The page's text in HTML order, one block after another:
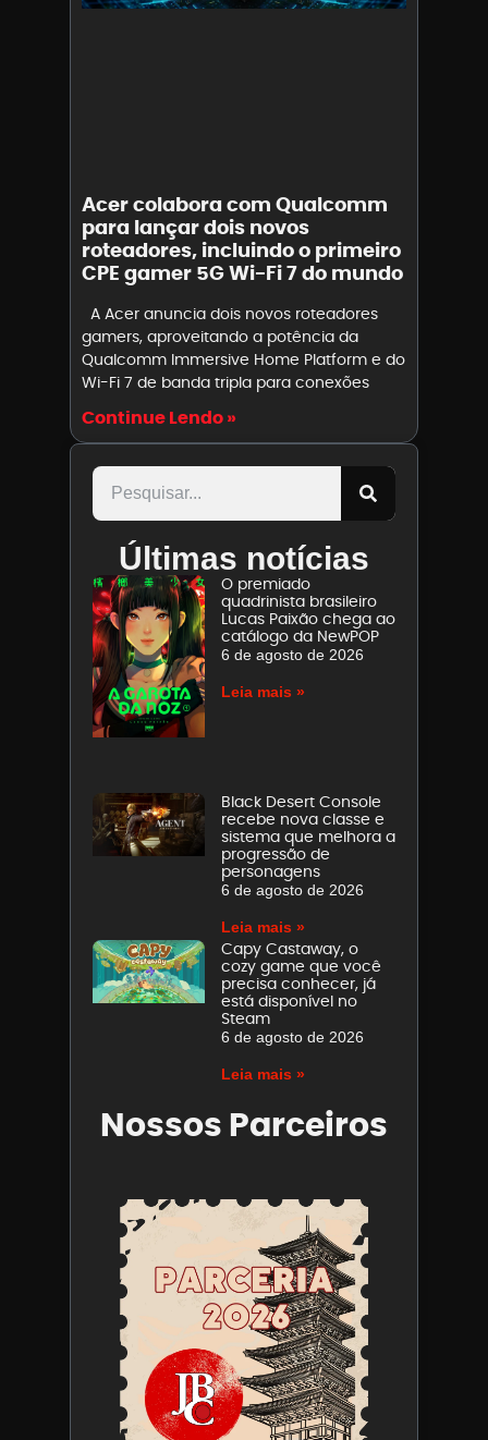
Acer colabora com Qualcomm
para lançar dois novos
roteadores, incluindo o primeiro
CPE gamer 5G Wi-Fi 7 do mundo
A Acer anuncia dois novos roteadores
gamers, aproveitando a potência da
Qualcomm Immersive Home Platform e do
Wi-Fi 7 de banda tripla para conexões
Continue Lendo »
Últimas notícias
O premiado
quadrinista brasileiro
Lucas Paixão chega ao
catálogo da NewPOP
6 de agosto de 2026
Leia mais »
Black Desert Console
recebe nova classe e
sistema que melhora a
progressão de
personagens
6 de agosto de 2026
Leia mais »
Capy Castaway, o
cozy game que você
precisa conhecer, já
está disponível no
Steam
6 de agosto de 2026
Leia mais »
Nossos Parceiros